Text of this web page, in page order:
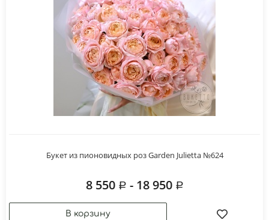
Букет из пионовидных роз Garden Julietta №624
8 550 - 18 950